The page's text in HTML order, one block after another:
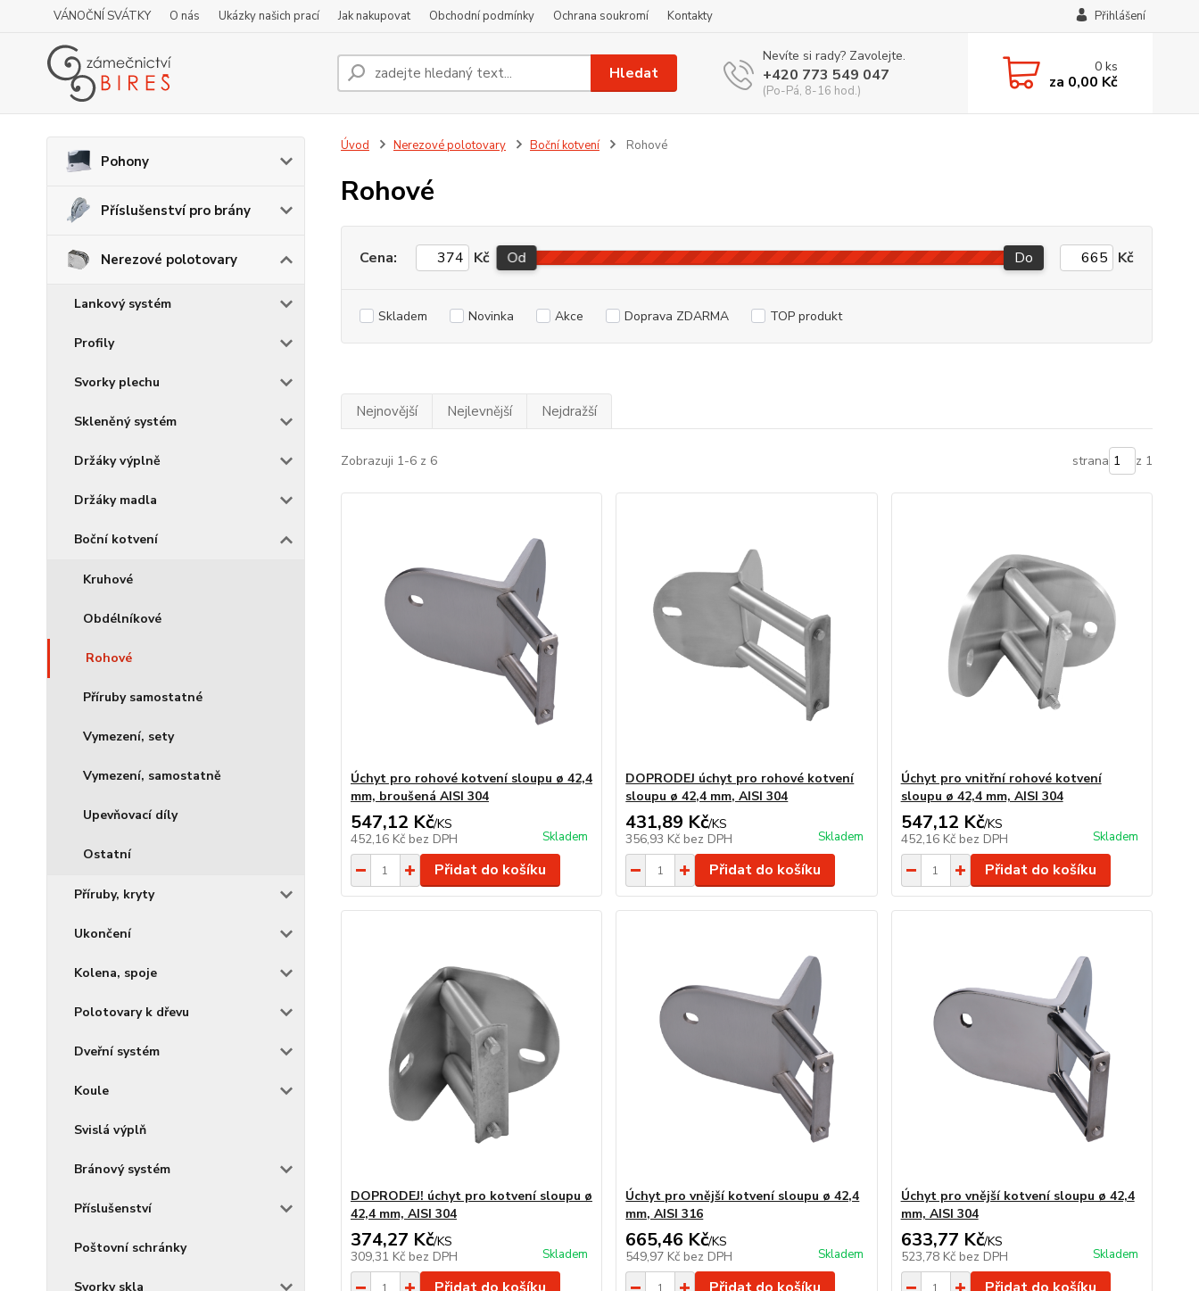
VÁNOČNÍ SVÁTKY O nás Ukázky našich prací Jak nakupovat Obchodní podmínky Ochrana soukromí Kontakty Přihlášení
Hledat
Nevíte si rady? Zavolejte.
+420 773 549 047
(Po-Pá, 8-16 hod.)
0ks
za 0,00 Kč
Pohony
Příslušenství pro brány
Nerezové polotovary
Lankový systém
Profily
Svorky plechu
Skleněný systém
Držáky výplně
Držáky madla
Boční kotvení
Kruhové
Obdélníkové
Rohové
Příruby samostatné
Vymezení, sety
Vymezení, samostatně
Upevňovací díly
Ostatní
Příruby, kryty
Ukončení
Kolena, spoje
Polotovary k dřevu
Dveřní systém
Koule
Svislá výplň
Bránový systém
Příslušenství
Poštovní schránky
Svorky skla
Úvod Nerezové polotovary Boční kotvení Rohové
Rohové
Cena: Kč Od Do Kč
Skladem Novinka Akce Doprava ZDARMA TOP produkt
Nejnovější Nejlevnější Nejdražší
Zobrazuji 1-6 z 6 strana z 1
Úchyt pro rohové kotvení sloupu ø 42,4
mm, broušená AISI 304
547,12 Kč/KS
452,16 Kč bez DPH Skladem
Přidat do košíku
DOPRODEJ úchyt pro rohové kotvení
sloupu ø 42,4 mm, AISI 304
431,89 Kč/KS
356,93 Kč bez DPH Skladem
Přidat do košíku
Úchyt pro vnitřní rohové kotvení
sloupu ø 42,4 mm, AISI 304
547,12 Kč/KS
452,16 Kč bez DPH Skladem
Přidat do košíku
DOPRODEJ! úchyt pro kotvení sloupu ø
42,4 mm, AISI 304
374,27 Kč/KS
309,31 Kč bez DPH Skladem
Úchyt pro vnější kotvení sloupu ø 42,4
mm, AISI 316
665,46 Kč/KS
549,97 Kč bez DPH Skladem
Úchyt pro vnější kotvení sloupu ø 42,4
mm, AISI 304
633,77 Kč/KS
523,78 Kč bez DPH Skladem